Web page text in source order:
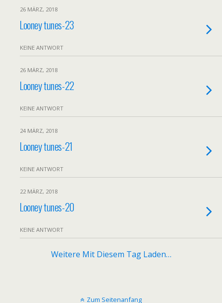
26 MÄRZ, 2018
Looney tunes-23
KEINE ANTWORT
26 MÄRZ, 2018
Looney tunes-22
KEINE ANTWORT
24 MÄRZ, 2018
Looney tunes-21
KEINE ANTWORT
22 MÄRZ, 2018
Looney tunes-20
KEINE ANTWORT
Weitere Mit Diesem Tag Laden…
Zum Seitenanfang